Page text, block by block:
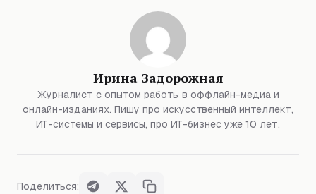
Ирина Задорожная
Журналист с опытом работы в оффлайн-медиа и
онлайн-изданиях. Пишу про искусственный интеллект,
ИТ-системы и сервисы, про ИТ-бизнес уже 10 лет.
Поделиться: